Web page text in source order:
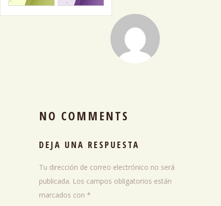
NO COMMENTS
DEJA UNA RESPUESTA
Tu dirección de correo electrónico no será
publicada. Los campos obligatorios están
marcados con *